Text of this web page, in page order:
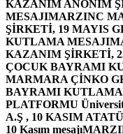
KAZANIM ANONİM
MESAJIMARZINC
ŞİRKETİ, 19 MAYIS
KUTLAMA MESAJI
KAZANIM ŞİRKETİ,
ÇOCUK BAYRAMI
MARMARA ÇİNKO
BAYRAMI
PLATFORMU
A.Ş , 10 KASIM
10 Kasım mesajı